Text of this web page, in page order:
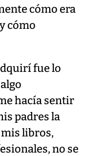
cómo era
cómo
fue lo
hacía sentir
padres la
libros,
no se